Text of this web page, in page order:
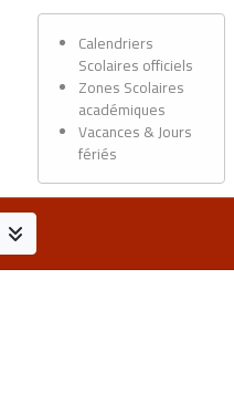
Calendriers
Scolaires officiels
Zones Scolaires
académiques
Vacances & Jours
fériés